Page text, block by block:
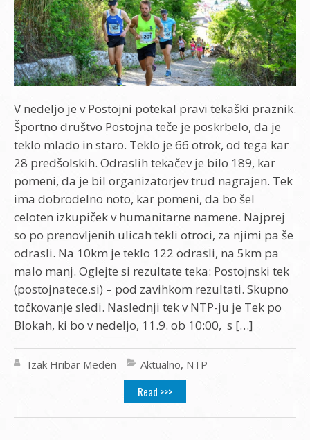
V nedeljo je v Postojni potekal pravi tekaški praznik.
Športno društvo Postojna teče je poskrbelo, da je
teklo mlado in staro. Teklo je 66 otrok, od tega kar
28 predšolskih. Odraslih tekačev je bilo 189, kar
pomeni, da je bil organizatorjev trud nagrajen. Tek
ima dobrodelno noto, kar pomeni, da bo šel
celoten izkupiček v humanitarne namene. Najprej
so po prenovljenih ulicah tekli otroci, za njimi pa še
odrasli. Na 10km je teklo 122 odrasli, na 5km pa
malo manj. Oglejte si rezultate teka: Postojnski tek
(postojnatece.si) – pod zavihkom rezultati. Skupno
točkovanje sledi. Naslednji tek v NTP-ju je Tek po
Blokah, ki bo v nedeljo, 11.9. ob 10:00, s […]
Izak Hribar Meden Aktualno, NTP
Read >>>